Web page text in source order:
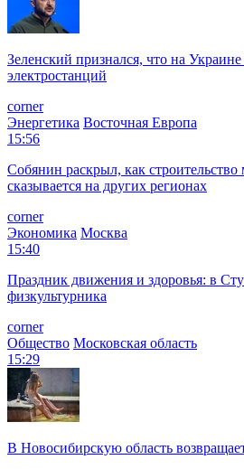
Зеленский признался, что на
электростанций
corner
Энергетика Восточная Европа
15:56
Собянин раскрыл, как
сказывается на других регионах
corner
Экономика Москва
15:40
Праздник движения и здоровья: в
физкультурника
corner
Общество Московская область
15:29
В Новосибирскую область